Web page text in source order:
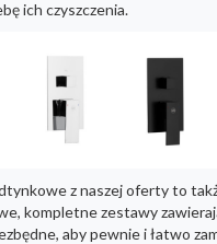
ich czyszczenia.
z naszej oferty to
kompletne zestawy
aby pewnie i łatwo